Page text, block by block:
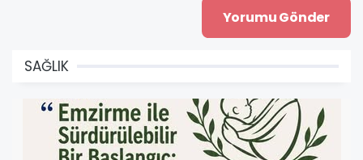
SAĞLIK